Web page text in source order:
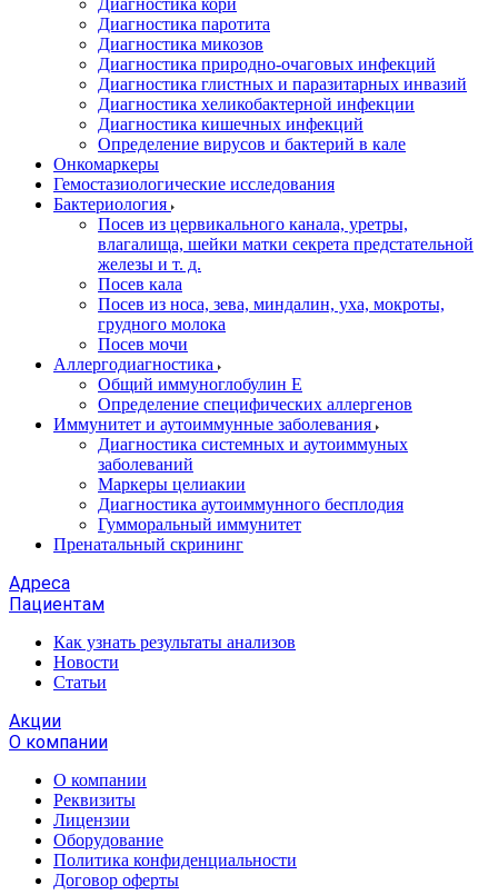
Диагностика кори
Диагностика паротита
Диагностика микозов
Диагностика природно-очаговых инфекций
Диагностика глистных и паразитарных инвазий
Диагностика хеликобактерной инфекции
Диагностика кишечных инфекций
Определение вирусов и бактерий в кале
Онкомаркеры
Гемостазиологические исследования
Бактериология
Посев из цервикального канала, уретры,
влагалища, шейки матки секрета предстательной
железы и т. д.
Посев кала
Посев из носа, зева, миндалин, уха, мокроты,
грудного молока
Посев мочи
Аллергодиагностика
Общий иммуноглобулин Е
Определение специфических аллергенов
Иммунитет и аутоиммунные заболевания
Диагностика системных и аутоиммуных
заболеваний
Маркеры целиакии
Диагностика аутоиммунного бесплодия
Гумморальный иммунитет
Пренатальный скрининг
Адреса
Пациентам
Как узнать результаты анализов
Новости
Статьи
Акции
О компании
О компании
Реквизиты
Лицензии
Оборудование
Политика конфиденциальности
Договор оферты